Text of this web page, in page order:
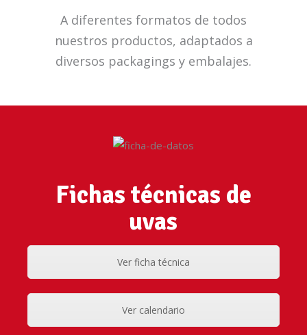
A diferentes formatos de todos
nuestros productos, adaptados a
diversos packagings y embalajes.
Fichas técnicas de
uvas
Ver ficha técnica
Ver calendario